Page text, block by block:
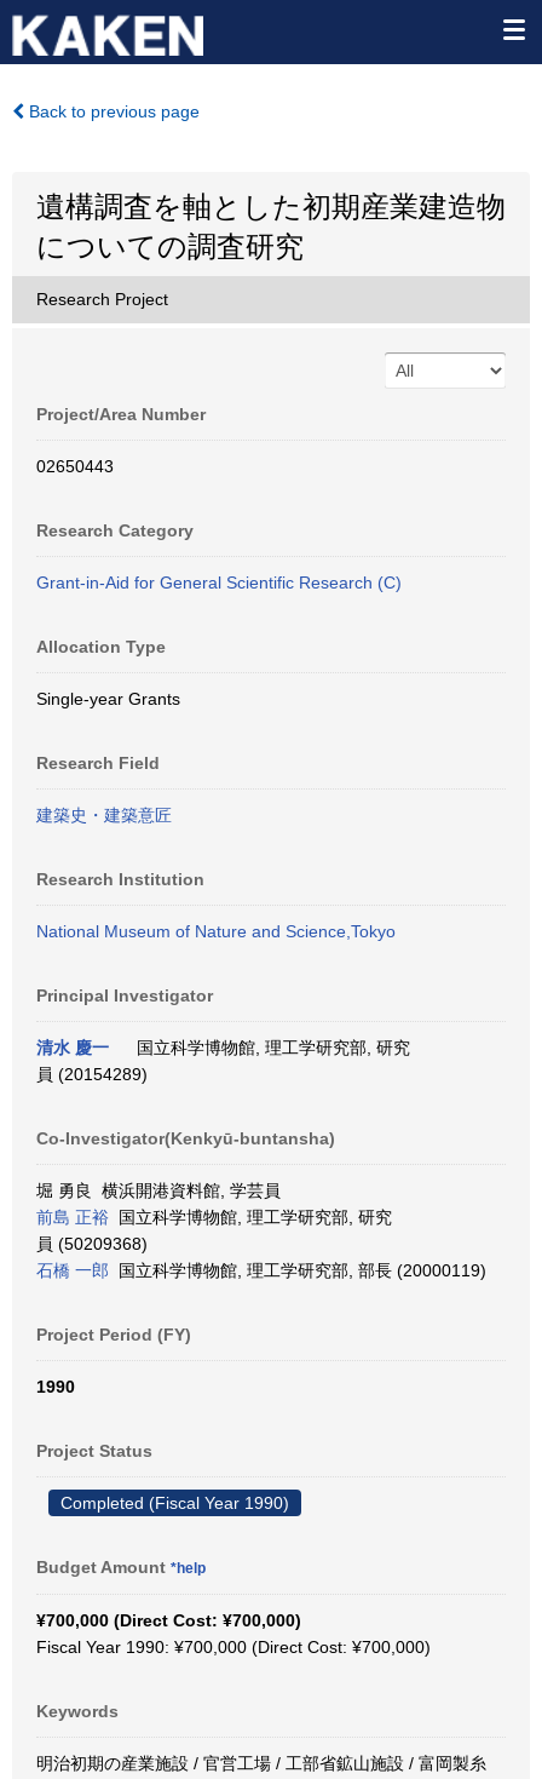
Back to previous page
遺構調査を軸とした初期産業建造物
についての調査研究
Research Project
Project/Area Number
02650443
Research Category
Grant-in-Aid for General Scientific Research (C)
Allocation Type
Single-year Grants
Research Field
建築史・建築意匠
Research Institution
National Museum of Nature and Science,Tokyo
Principal Investigator
清水 慶一
国立科学博物館, 理工学研究部, 研究
員 (20154289)
Co-Investigator(Kenkyū-buntansha)
堀 勇良 横浜開港資料館, 学芸員
前島 正裕 国立科学博物館, 理工学研究部, 研究
員 (50209368)
石橋 一郎 国立科学博物館, 理工学研究部, 部長 (20000119)
Project Period (FY)
1990
Project Status
Completed (Fiscal Year 1990)
Budget Amount *help
¥700,000 (Direct Cost: ¥700,000)
Fiscal Year 1990: ¥700,000 (Direct Cost: ¥700,000)
Keywords
明治初期の産業施設 / 官営工場 / 工部省鉱山施設 / 富岡製糸